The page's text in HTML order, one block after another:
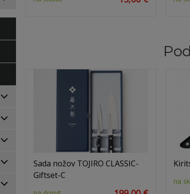
Sada nožov TOJIRO CLASSIC-
Giftset-C
na